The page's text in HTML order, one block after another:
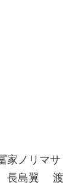
ノリマサ
長島翼 渡